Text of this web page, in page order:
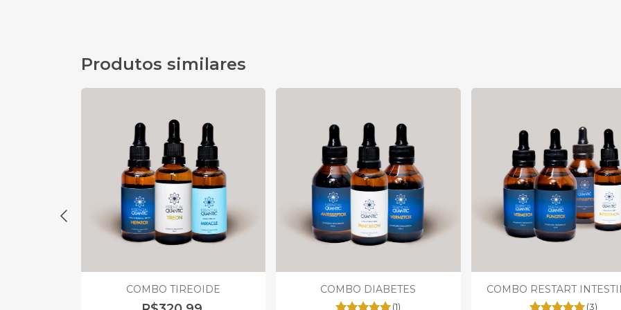
Produtos similares
COMBO TIREOIDE COMBO DIABETES
(1)
COMBO RESTART
(3)